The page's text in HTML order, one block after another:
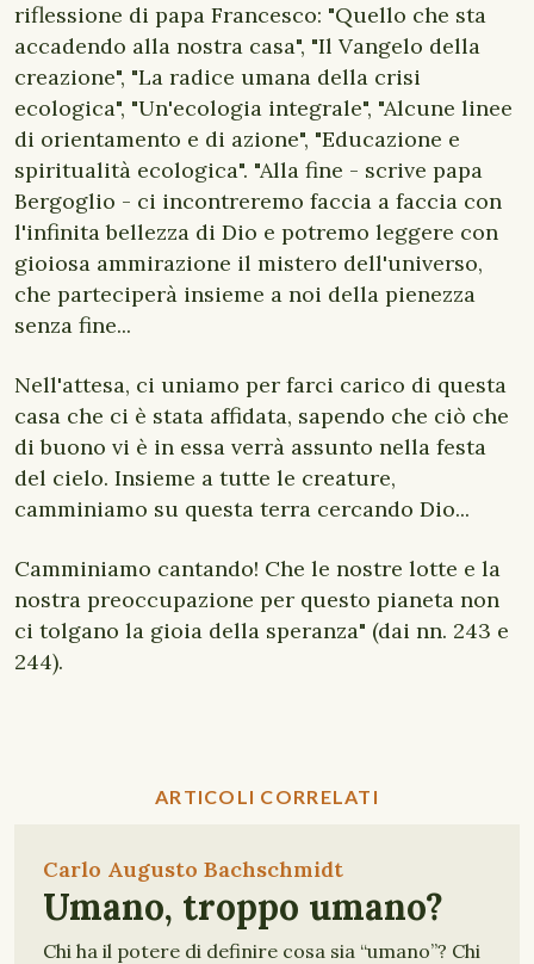
riflessione di papa Francesco: "Quello che sta
accadendo alla nostra casa", "Il Vangelo della
creazione", "La radice umana della crisi
ecologica", "Un'ecologia integrale", "Alcune linee
di orientamento e di azione", "Educazione e
spiritualità ecologica". "Alla fine - scrive papa
Bergoglio - ci incontreremo faccia a faccia con
l'infinita bellezza di Dio e potremo leggere con
gioiosa ammirazione il mistero dell'universo,
che parteciperà insieme a noi della pienezza
senza fine...
Nell'attesa, ci uniamo per farci carico di questa
casa che ci è stata affidata, sapendo che ciò che
di buono vi è in essa verrà assunto nella festa
del cielo. Insieme a tutte le creature,
camminiamo su questa terra cercando Dio...
Camminiamo cantando! Che le nostre lotte e la
nostra preoccupazione per questo pianeta non
ci tolgano la gioia della speranza" (dai nn. 243 e
244).
ARTICOLI CORRELATI
Carlo Augusto Bachschmidt
Umano, troppo umano?
Chi ha il potere di definire cosa sia “umano”? Chi